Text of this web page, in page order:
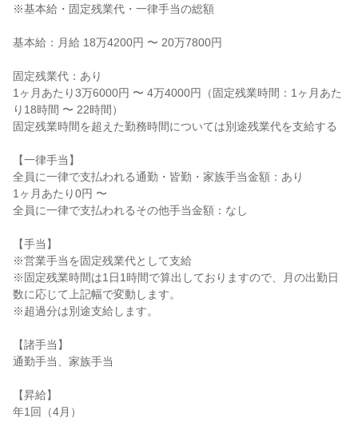
※基本給・固定残業代・一律手当の総額
基本給：月給 18万4200円 〜 20万7800円
固定残業代：あり
1ヶ月あたり3万6000円 〜 4万4000円（固定残業時間：1ヶ月あた
り18時間 〜 22時間）
固定残業時間を超えた勤務時間については別途残業代を支給する
【一律手当】
全員に一律で支払われる通勤・皆勤・家族手当金額：あり
1ヶ月あたり0円 〜
全員に一律で支払われるその他手当金額：なし
【手当】
※営業手当を固定残業代として支給
※固定残業時間は1日1時間で算出しておりますので、月の出勤日
数に応じて上記幅で変動します。
※超過分は別途支給します。
【諸手当】
通勤手当、家族手当
【昇給】
年1回（4月）